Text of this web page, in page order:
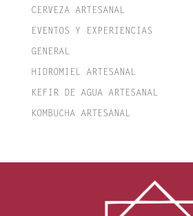
CERVEZA ARTESANAL
EVENTOS Y EXPERIENCIAS
GENERAL
HIDROMIEL ARTESANAL
KEFIR DE AGUA ARTESANAL
KOMBUCHA ARTESANAL